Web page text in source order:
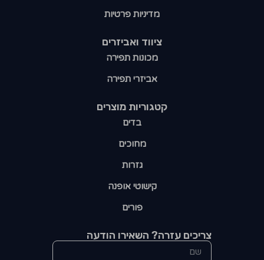
קטגוריות מוצרים​
בדים
מחוכים
גזרות
קישוטי אופנה
פורים
ציווד ואביזרים
מכונות תפירה
אביזרי תפירה
מדיניות פרטיות
צריכים עזרה? השאירו הודעה